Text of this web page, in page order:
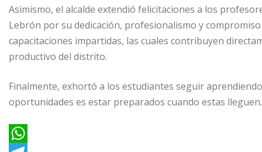
Asimismo, el alcalde extendió felicitaciones a los
Lebrón por su dedicación, profesionalismo y
capacitaciones impartidas, las cuales contribuyen
productivo del distrito.
Finalmente, exhortó a los estudiantes seguir
oportunidades es estar preparados cuando estas lleguen.